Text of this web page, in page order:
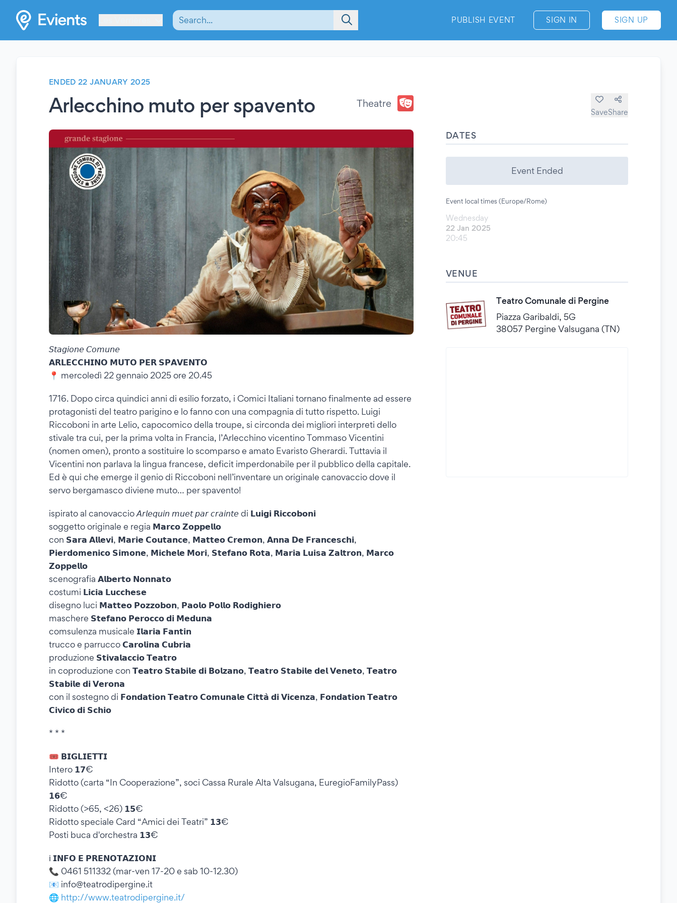
PUBLISH EVENT SIGN IN SIGN UP
ENDED 22 JANUARY 2025
Arlecchino muto per spavento Theatre
SaveShare
𝘚𝘵𝘢𝘨𝘪𝘰𝘯𝘦 𝘊𝘰𝘮𝘶𝘯𝘦
𝗔𝗥𝗟𝗘𝗖𝗖𝗛𝗜𝗡𝗢 𝗠𝗨𝗧𝗢 𝗣𝗘𝗥 𝗦𝗣𝗔𝗩𝗘𝗡𝗧𝗢
📍 mercoledì 22 gennaio 2025 ore 20.45
1716. Dopo circa quindici anni di esilio forzato, i Comici Italiani tornano finalmente ad essere
protagonisti del teatro parigino e lo fanno con una compagnia di tutto rispetto. Luigi
Riccoboni in arte Lelio, capocomico della troupe, si circonda dei migliori interpreti dello
stivale tra cui, per la prima volta in Francia, l’Arlecchino vicentino Tommaso Vicentini
(nomen omen), pronto a sostituire lo scomparso e amato Evaristo Gherardi. Tuttavia il
Vicentini non parlava la lingua francese, deficit imperdonabile per il pubblico della capitale.
Ed è qui che emerge il genio di Riccoboni nell’inventare un originale canovaccio dove il
servo bergamasco diviene muto… per spavento!
ispirato al canovaccio 𝘈𝘳𝘭𝘦𝘲𝘶𝘪𝘯 𝘮𝘶𝘦𝘵 𝘱𝘢𝘳 𝘤𝘳𝘢𝘪𝘯𝘵𝘦 di 𝗟𝘂𝗶𝗴𝗶 𝗥𝗶𝗰𝗰𝗼𝗯𝗼𝗻𝗶
soggetto originale e regia 𝗠𝗮𝗿𝗰𝗼 𝗭𝗼𝗽𝗽𝗲𝗹𝗹𝗼
con 𝗦𝗮𝗿𝗮 𝗔𝗹𝗹𝗲𝘃𝗶, 𝗠𝗮𝗿𝗶𝗲 𝗖𝗼𝘂𝘁𝗮𝗻𝗰𝗲, 𝗠𝗮𝘁𝘁𝗲𝗼 𝗖𝗿𝗲𝗺𝗼𝗻, 𝗔𝗻𝗻𝗮 𝗗𝗲 𝗙𝗿𝗮𝗻𝗰𝗲𝘀𝗰𝗵𝗶,
𝗣𝗶𝗲𝗿𝗱𝗼𝗺𝗲𝗻𝗶𝗰𝗼 𝗦𝗶𝗺𝗼𝗻𝗲, 𝗠𝗶𝗰𝗵𝗲𝗹𝗲 𝗠𝗼𝗿𝗶, 𝗦𝘁𝗲𝗳𝗮𝗻𝗼 𝗥𝗼𝘁𝗮, 𝗠𝗮𝗿𝗶𝗮 𝗟𝘂𝗶𝘀𝗮 𝗭𝗮𝗹𝘁𝗿𝗼𝗻, 𝗠𝗮𝗿𝗰𝗼
𝗭𝗼𝗽𝗽𝗲𝗹𝗹𝗼
scenografia 𝗔𝗹𝗯𝗲𝗿𝘁𝗼 𝗡𝗼𝗻𝗻𝗮𝘁𝗼
costumi 𝗟𝗶𝗰𝗶𝗮 𝗟𝘂𝗰𝗰𝗵𝗲𝘀𝗲
disegno luci 𝗠𝗮𝘁𝘁𝗲𝗼 𝗣𝗼𝘇𝘇𝗼𝗯𝗼𝗻, 𝗣𝗮𝗼𝗹𝗼 𝗣𝗼𝗹𝗹𝗼 𝗥𝗼𝗱𝗶𝗴𝗵𝗶𝗲𝗿𝗼
maschere 𝗦𝘁𝗲𝗳𝗮𝗻𝗼 𝗣𝗲𝗿𝗼𝗰𝗰𝗼 𝗱𝗶 𝗠𝗲𝗱𝘂𝗻𝗮
comsulenza musicale 𝗜𝗹𝗮𝗿𝗶𝗮 𝗙𝗮𝗻𝘁𝗶𝗻
trucco e parrucco 𝗖𝗮𝗿𝗼𝗹𝗶𝗻𝗮 𝗖𝘂𝗯𝗿𝗶𝗮
produzione 𝗦𝘁𝗶𝘃𝗮𝗹𝗮𝗰𝗰𝗶𝗼 𝗧𝗲𝗮𝘁𝗿𝗼
in coproduzione con 𝗧𝗲𝗮𝘁𝗿𝗼 𝗦𝘁𝗮𝗯𝗶𝗹𝗲 𝗱𝗶 𝗕𝗼𝗹𝘇𝗮𝗻𝗼, 𝗧𝗲𝗮𝘁𝗿𝗼 𝗦𝘁𝗮𝗯𝗶𝗹𝗲 𝗱𝗲𝗹 𝗩𝗲𝗻𝗲𝘁𝗼, 𝗧𝗲𝗮𝘁𝗿𝗼
𝗦𝘁𝗮𝗯𝗶𝗹𝗲 𝗱𝗶 𝗩𝗲𝗿𝗼𝗻𝗮
con il sostegno di 𝗙𝗼𝗻𝗱𝗮𝘁𝗶𝗼𝗻 𝗧𝗲𝗮𝘁𝗿𝗼 𝗖𝗼𝗺𝘂𝗻𝗮𝗹𝗲 𝗖𝗶𝘁𝘁𝗮̀ 𝗱𝗶 𝗩𝗶𝗰𝗲𝗻𝘇𝗮, 𝗙𝗼𝗻𝗱𝗮𝘁𝗶𝗼𝗻 𝗧𝗲𝗮𝘁𝗿𝗼
𝗖𝗶𝘃𝗶𝗰𝗼 𝗱𝗶 𝗦𝗰𝗵𝗶𝗼
* * *
🎟️ 𝗕𝗜𝗚𝗟𝗜𝗘𝗧𝗧𝗜
Intero 𝟭𝟳€
Ridotto (carta “In Cooperazione”, soci Cassa Rurale Alta Valsugana, EuregioFamilyPass)
𝟭𝟲€
Ridotto (>65, <26) 𝟭𝟱€
Ridotto speciale Card “Amici dei Teatri” 𝟭𝟯€
Posti buca d'orchestra 𝟭𝟯€
ℹ️ 𝗜𝗡𝗙𝗢 𝗘 𝗣𝗥𝗘𝗡𝗢𝗧𝗔𝗭𝗜𝗢𝗡𝗜
📞 0461 511332 (mar-ven 17-20 e sab 10-12.30)
📧 info@teatrodipergine.it
🌐 http://www.teatrodipergine.it/
DATES
Event Ended
Event local times (Europe/Rome)
Wednesday
22 Jan 2025
20:45
VENUE
Teatro Comunale di Pergine
Piazza Garibaldi, 5G
38057 Pergine Valsugana (TN)